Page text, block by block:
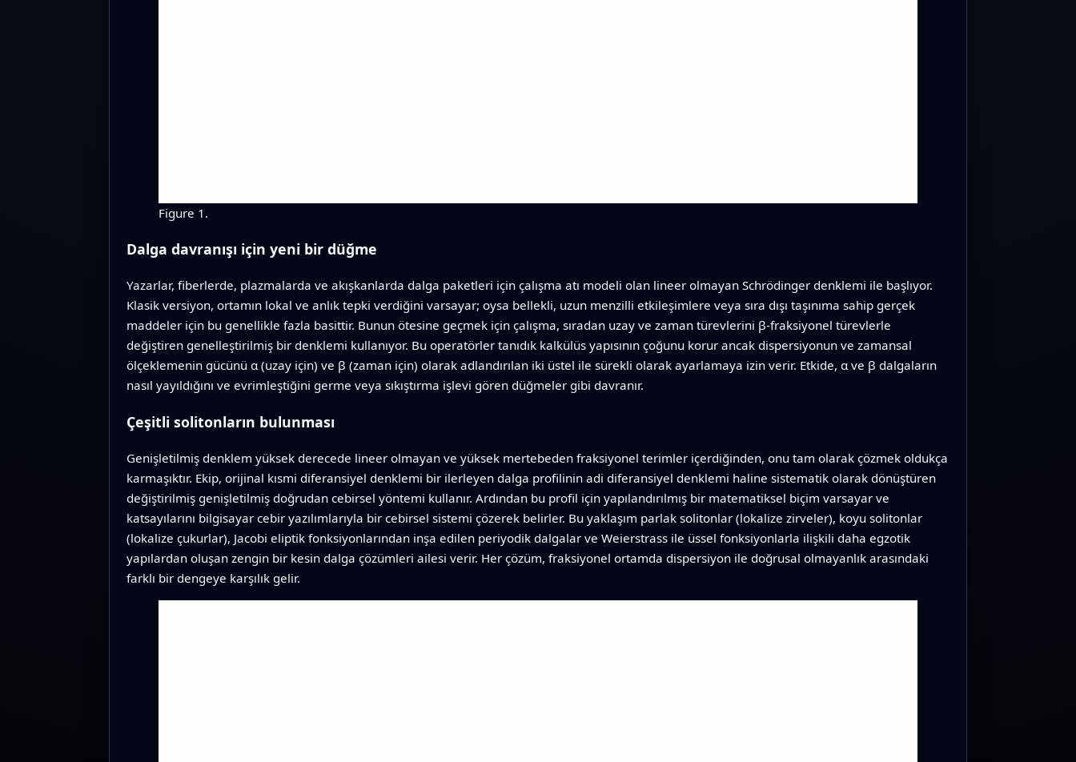
Figure 1.
Dalga davranışı için yeni bir düğme
Yazarlar, fiberlerde, plazmalarda ve akışkanlarda dalga paketleri için çalışma atı modeli olan lineer olmayan Schrödinger denklemi ile başlıyor.
Klasik versiyon, ortamın lokal ve anlık tepki verdiğini varsayar; oysa bellekli, uzun menzilli etkileşimlere veya sıra dışı taşınıma sahip gerçek
maddeler için bu genellikle fazla basittir. Bunun ötesine geçmek için çalışma, sıradan uzay ve zaman türevlerini β-fraksiyonel türevlerle
değiştiren genelleştirilmiş bir denklemi kullanıyor. Bu operatörler tanıdık kalkülüs yapısının çoğunu korur ancak dispersiyonun ve zamansal
ölçeklemenin gücünü α (uzay için) ve β (zaman için) olarak adlandırılan iki üstel ile sürekli olarak ayarlamaya izin verir. Etkide, α ve β dalgaların
nasıl yayıldığını ve evrimleştiğini germe veya sıkıştırma işlevi gören düğmeler gibi davranır.
Çeşitli solitonların bulunması
Genişletilmiş denklem yüksek derecede lineer olmayan ve yüksek mertebeden fraksiyonel terimler içerdiğinden, onu tam olarak çözmek oldukça
karmaşıktır. Ekip, orijinal kısmi diferansiyel denklemi bir ilerleyen dalga profilinin adi diferansiyel denklemi haline sistematik olarak dönüştüren
değiştirilmiş genişletilmiş doğrudan cebirsel yöntemi kullanır. Ardından bu profil için yapılandırılmış bir matematiksel biçim varsayar ve
katsayılarını bilgisayar cebir yazılımlarıyla bir cebirsel sistemi çözerek belirler. Bu yaklaşım parlak solitonlar (lokalize zirveler), koyu solitonlar
(lokalize çukurlar), Jacobi eliptik fonksiyonlarından inşa edilen periyodik dalgalar ve Weierstrass ile üssel fonksiyonlarla ilişkili daha egzotik
yapılardan oluşan zengin bir kesin dalga çözümleri ailesi verir. Her çözüm, fraksiyonel ortamda dispersiyon ile doğrusal olmayanlık arasındaki
farklı bir dengeye karşılık gelir.